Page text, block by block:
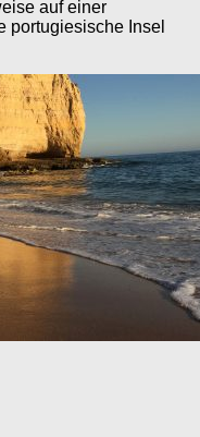
auf einer
portugiesische Insel